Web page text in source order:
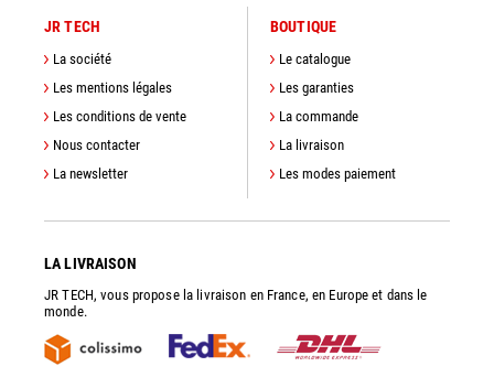
JR TECH
La société
Les mentions légales
Les conditions de vente
Nous contacter
La newsletter
BOUTIQUE
Le catalogue
Les garanties
La commande
La livraison
Les modes paiement
LA LIVRAISON
JR TECH, vous propose la livraison en France, en Europe et dans le
monde.